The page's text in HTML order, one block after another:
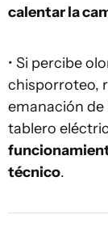
calentar la
• Si percibe
chisporroteo,
emanación de
tablero
técnico.